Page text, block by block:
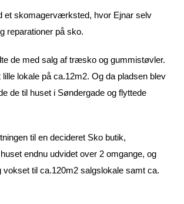
et skomagerværksted, hvor Ejnar selv
reparationer på sko.
de med salg af træsko og gummistøvler.
lille lokale på ca.12m2. Og da pladsen blev
de til huset i Søndergade og flyttede
til en decideret Sko butik,
endnu udvidet over 2 omgange, og
vokset til ca.120m2 salgslokale samt ca.